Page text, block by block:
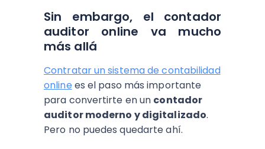
Sin embargo, el contador
auditor online va mucho
más allá
Contratar un sistema de contabilidad
online es el paso más importante
para convertirte en un contador
auditor moderno y digitalizado.
Pero no puedes quedarte ahí.